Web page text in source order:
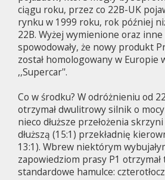
ciągu roku, przez co 22B-UK
rynku w 1999 roku, rok później
22B. Wyżej wymienione oraz
spowodowały, że nowy produkt
został homologowany w Europie
,,Supercar''.
Co w środku? W odróżnieniu od
otrzymał dwulitrowy silnik o
nieco dłuższe przełożenia
dłuższą (15:1) przekładnię
13:1). Wbrew niektórym
zapowiedziom prasy P1 otrzymał
standardowe hamulce: